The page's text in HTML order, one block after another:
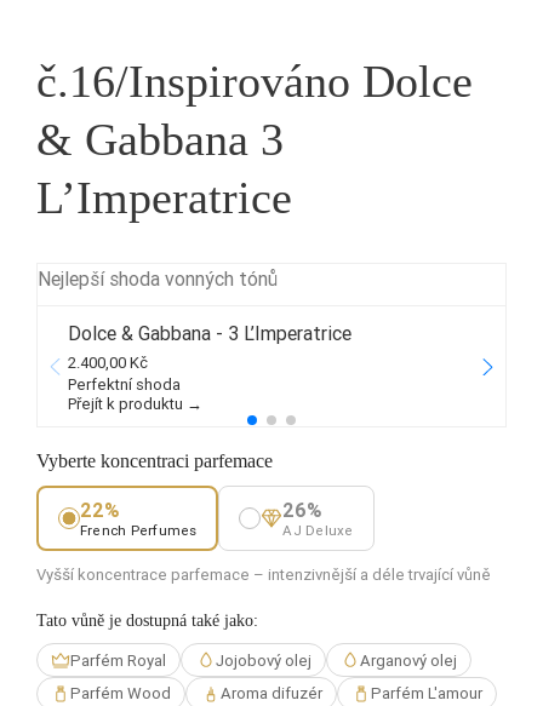
č.16/Inspirováno Dolce
& Gabbana 3
L’Imperatrice
Nejlepší shoda vonných tónů
Dolce & Gabbana - 3 L’Imperatrice
2.400,00 Kč
Perfektní shoda
Přejít k produktu →
Vyberte koncentraci parfemace
22%
French Perfumes
26%
AJ Deluxe
Vyšší koncentrace parfemace – intenzivnější a déle trvající vůně
Tato vůně je dostupná také jako:
Parfém Royal Jojobový olej
Arganový olej
Parfém Wood
Aroma difuzér Parfém L'amour